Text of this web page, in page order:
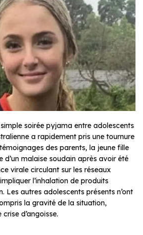
soirée pyjama entre adolescents
a rapidement pris une tournure
des parents, la jeune fille
d’un malaise soudain après avoir été
virale circulant sur les réseaux
l’inhalation de produits
Les autres adolescents présents n’ont
la gravité de la situation,
d’angoisse.